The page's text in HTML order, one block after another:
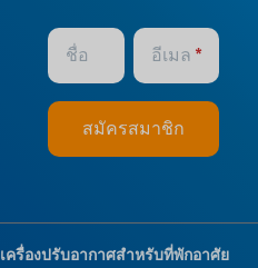
OPTIONAL FUNCTION
BMS Module Remote Control
ชื่อ อีเมล
เครื่องปรับอากาศสำหรับที่พักอาศัย